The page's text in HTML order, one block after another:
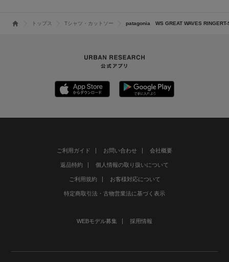
トップス Tシャツ・カットソー patagonia WS GREAT WAVES RINGERT-
ご利用ガイド お問い合わせ 会社概要
返品特約 個人情報の取り扱いについて
ご利用規約 お客様対応について
特定商取引法・古物営業法に基づく表示
WEBモデル募集 採用情報